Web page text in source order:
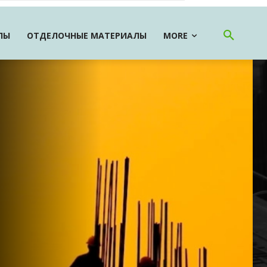
ОТДЕЛОЧНЫЕ МАТЕРИАЛЫ MORE